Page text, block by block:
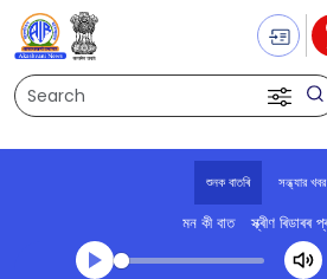
Search
শুনক বাতৰি সন্ধ্যার খবর
মন কী বাত স্ক্ৰীণ ৰিডাৰৰ